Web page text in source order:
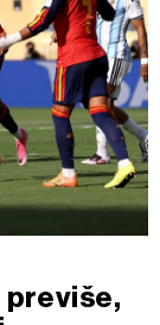
previše,